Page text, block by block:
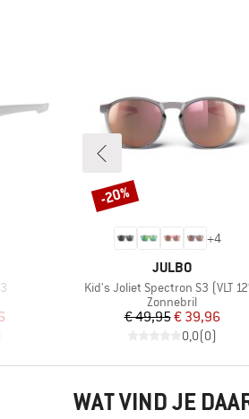
prijs
+4
MERK
JULBO
Artikel
Kid's Joliet Spectron S3 (VLT
Productgroep
Zonnebril
Prijs
€ 49,95Verlaagde prijs
€ 39,96
0,0(0)
Korting
-20%
WAT VIND JE